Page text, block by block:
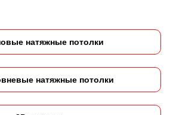
натяжные потолки
натяжные потолки